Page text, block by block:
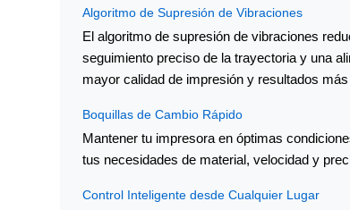
Algoritmo de Supresión de Vibraciones
El algoritmo de supresión de vibraciones
seguimiento preciso de la trayectoria y una
mayor calidad de impresión y resultados
Boquillas de Cambio Rápido
Mantener tu impresora en óptimas
tus necesidades de material, velocidad y
Control Inteligente desde Cualquier Lugar